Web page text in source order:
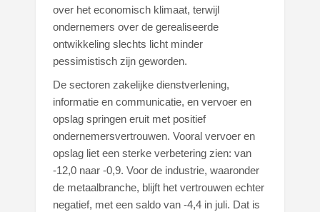
over het economisch klimaat, terwijl
ondernemers over de gerealiseerde
ontwikkeling slechts licht minder
pessimistisch zijn geworden.
De sectoren zakelijke dienstverlening,
informatie en communicatie, en vervoer en
opslag springen eruit met positief
ondernemersvertrouwen. Vooral vervoer en
opslag liet een sterke verbetering zien: van
-12,0 naar -0,9. Voor de industrie, waaronder
de metaalbranche, blijft het vertrouwen echter
negatief, met een saldo van -4,4 in juli. Dat is